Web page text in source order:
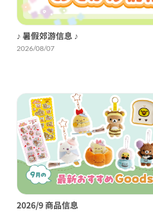
♪ 暑假郊游信息 ♪
2026/08/07
2026/9 商品信息